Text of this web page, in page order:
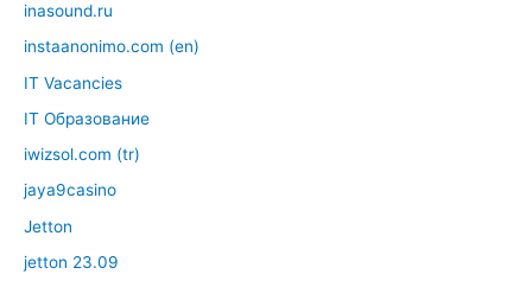
inasound.ru
instaanonimo.com (en)
IT Vacancies
IT Образование
iwizsol.com (tr)
jaya9casino
Jetton
jetton 23.09